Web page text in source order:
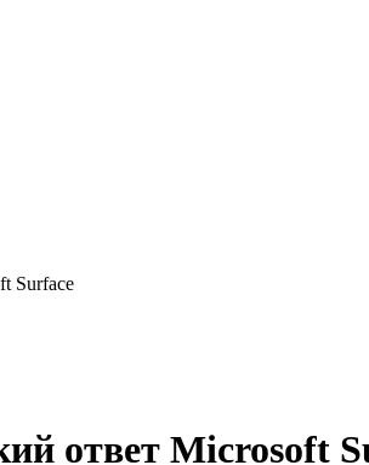
Surface
ответ Microsoft